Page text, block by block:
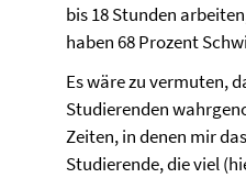
bis 18 Stunden
haben 68 Prozent
Es wäre zu vermuten,
Studierenden
Zeiten, in denen mir
Studierende, die viel